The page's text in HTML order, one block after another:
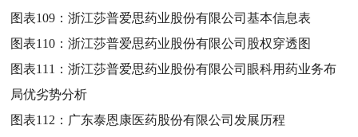
图表109：浙江莎普爱思药业股份有限公司基本信息表
图表110：浙江莎普爱思药业股份有限公司股权穿透图
图表111：浙江莎普爱思药业股份有限公司眼科用药业务布
局优劣势分析
图表112： 广东泰恩康医药股份有限公司发展历程